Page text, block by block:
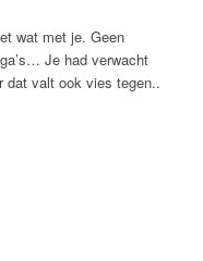
wat met je. Geen
Je had verwacht
dat valt ook vies tegen..